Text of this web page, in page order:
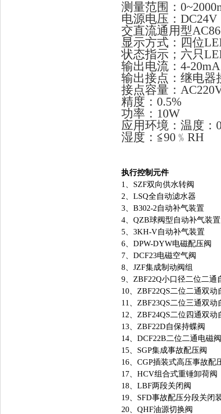
测量范围：
电源电压：DC24V
交直流通用型
显示方式：四位
状态指示；六只
输出电流：4-
输出接点：继电器
接点容量：
精度：0.5%
功率：10W
应用环境：温度：
湿度：≦90﹪RH
执行控制元件
1、SZF双向供水转阀
2、LSQ全自动滤水器
3、B302-2自动补气装置
4、QZB球阀型自动补气装置
5、3KH-V自动补气装置
6、DPW-DYW电磁配压阀
7、DCF23电磁空气阀
8、JZF集成制动阀组
9、ZBF22Q小口径二位二通
10、ZBF22QS二位二通双动
11、ZBF23QS二位三通双动
12、ZBF24QS二位四通双动
13、ZBF22D自保持蝶阀
14、DCF22B二位二通电磁阀
15、SGP集成事故配压阀
16、CGP插装式高压事故配
17、HCV组合式重锤卸荷阀
18、LBF两段关闭阀
19、SFD事故配压分段关闭
20、QHF油源切换阀